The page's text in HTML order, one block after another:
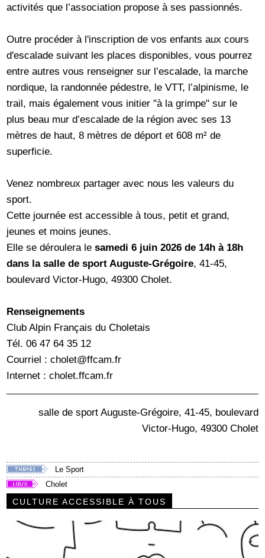
activités que l’association propose à ses passionnés.
Outre procéder à l'inscription de vos enfants aux cours
d'escalade suivant les places disponibles, vous pourrez
entre autres vous renseigner sur l’escalade, la marche
nordique, la randonnée pédestre, le VTT, l’alpinisme, le
trail, mais également vous initier "à la grimpe" sur le
plus beau mur d’escalade de la région avec ses 13
mètres de haut, 8 mètres de déport et 608 m² de
superficie.
Venez nombreux partager avec nous les valeurs du
sport.
Cette journée est accessible à tous, petit et grand,
jeunes et moins jeunes.
Elle se déroulera lesamedi 6 juin 2026 de 14h à 18h
dans la salle de sport Auguste-Grégoire, 41-45,
boulevard Victor-Hugo, 49300 Cholet.
Renseignements
Club Alpin Français du Choletais
Tél. 06 47 64 35 12
Courriel : cholet@ffcam.fr
Internet : cholet.ffcam.fr
salle de sport Auguste-Grégoire, 41-45, boulevard
Victor-Hugo, 49300 Cholet
Le Sport
Cholet
CULTURE ACCESSIBLE À TOUS